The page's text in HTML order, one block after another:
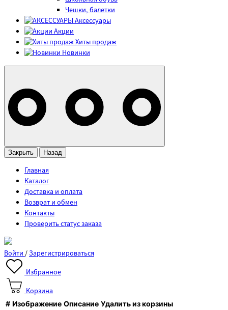
Чешки, балетки
Аксессуары
Акции
Хиты продаж
Новинки
Закрыть Назад
Главная
Каталог
Доставка и оплата
Возврат и обмен
Контакты
Проверить статус заказа
Войти /Зарегистрироваться
Избранное
Корзина
# Изображение Описание Удалить из корзины